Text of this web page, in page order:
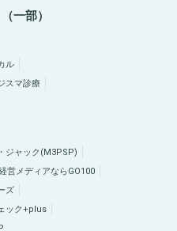
一部）
ル
スマ診療
ジャック(M3PSP)
営メディアならGO100
ズ
ック+plus